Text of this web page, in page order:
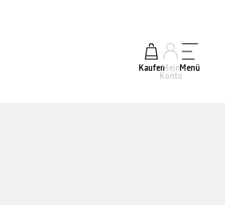
KaufenMein
Konto
Menü